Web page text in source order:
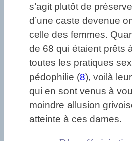
s’agit plutôt de
d’une caste devenue
celle des femmes.
de 68 qui étaient prêts
toutes les pratiques
pédophilie (8), voilà
qui en sont venus à
moindre allusion
atteinte à ces dames.